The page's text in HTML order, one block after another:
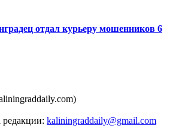
отдал курьеру мошенников 6
редакции: kaliningraddaily@gmail.com